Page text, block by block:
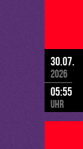
30.07.
2026
05:55
Uhr